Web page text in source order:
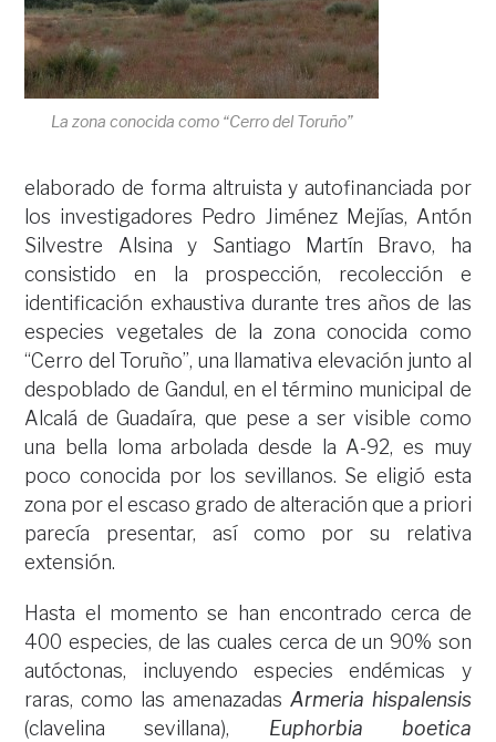
La zona conocida como “Cerro del Toruño”
elaborado de forma altruista y autofinanciada por
los investigadores Pedro Jiménez Mejías, Antón
Silvestre Alsina y Santiago Martín Bravo, ha
consistido en la prospección, recolección e
identificación exhaustiva durante tres años de las
especies vegetales de la zona conocida como
“Cerro del Toruño”, una llamativa elevación junto al
despoblado de Gandul, en el término municipal de
Alcalá de Guadaíra, que pese a ser visible como
una bella loma arbolada desde la A-92, es muy
poco conocida por los sevillanos. Se eligió esta
zona por el escaso grado de alteración que a priori
parecía presentar, así como por su relativa
extensión.
Hasta el momento se han encontrado cerca de
400 especies, de las cuales cerca de un 90% son
autóctonas, incluyendo especies endémicas y
raras, como las amenazadas Armeria hispalensis
(clavelina sevillana), Euphorbia boetica